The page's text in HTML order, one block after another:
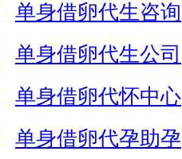
单身借卵代生咨询
单身借卵代生公司
单身借卵代怀中心
单身借卵代孕助孕